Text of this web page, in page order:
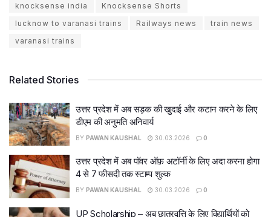
knocksense india
Knocksense Shorts
lucknow to varanasi trains
Railways news
train news
varanasi trains
Related Stories
उत्तर प्रदेश में अब सड़क की खुदाई और कटान करने के लिए
डीएम की अनुमति अनिवार्य
BY PAWAN KAUSHAL 30.03.2026 0
उत्तर प्रदेश में अब पॉवर ऑफ़ अटॉर्नी के लिए अदा करना होगा
4 से 7 फीसदी तक स्टाम्प शुल्क
BY PAWAN KAUSHAL 30.03.2026 0
UP Scholarship – अब छात्रवृत्ति के लिए विद्यार्थियों को